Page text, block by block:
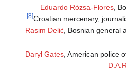
Eduardo Rózsa-Flores,
Croatian mercenary,
[8]
Rasim Delić, Bosnian general
Daryl Gates, American police